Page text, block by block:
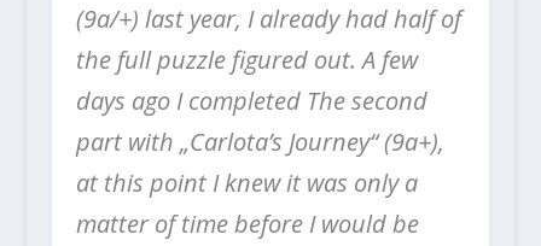
(9a/+) last year, I already had half of
the full puzzle figured out. A few
days ago I completed The second
part with „Carlota’s Journey“ (9a+),
at this point I knew it was only a
matter of time before I would be